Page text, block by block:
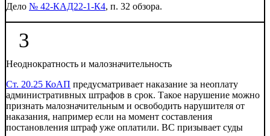
Дело № 42-КАД22-1-К4, п. 32 обзора.
3
Неоднократность и малозначительность
Ст. 20.25 КоАП предусматривает наказание за неоплату
административных штрафов в срок. Такое нарушение можно
признать малозначительным и освободить нарушителя от
наказания, например если на момент составления
постановления штраф уже оплатили. ВС призывает суды